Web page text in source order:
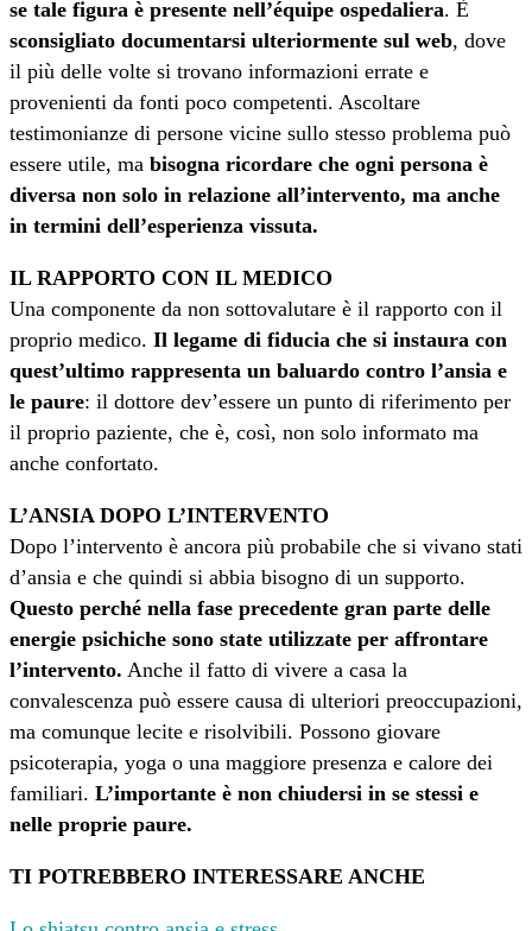
se tale figura è presente nell’équipe ospedaliera. È
sconsigliato documentarsi ulteriormente sul web, dove
il più delle volte si trovano informazioni errate e
provenienti da fonti poco competenti. Ascoltare
testimonianze di persone vicine sullo stesso problema può
essere utile, ma bisogna ricordare che ogni persona è
diversa non solo in relazione all’intervento, ma anche
in termini dell’esperienza vissuta.
IL RAPPORTO CON IL MEDICO
Una componente da non sottovalutare è il rapporto con il
proprio medico. Il legame di fiducia che si instaura con
quest’ultimo rappresenta un baluardo contro l’ansia e
le paure: il dottore dev’essere un punto di riferimento per
il proprio paziente, che è, così, non solo informato ma
anche confortato.
L’ANSIA DOPO L’INTERVENTO
Dopo l’intervento è ancora più probabile che si vivano stati
d’ansia e che quindi si abbia bisogno di un supporto.
Questo perché nella fase precedente gran parte delle
energie psichiche sono state utilizzate per affrontare
l’intervento. Anche il fatto di vivere a casa la
convalescenza può essere causa di ulteriori preoccupazioni,
ma comunque lecite e risolvibili. Possono giovare
psicoterapia, yoga o una maggiore presenza e calore dei
familiari. L’importante è non chiudersi in se stessi e
nelle proprie paure.
TI POTREBBERO INTERESSARE ANCHE